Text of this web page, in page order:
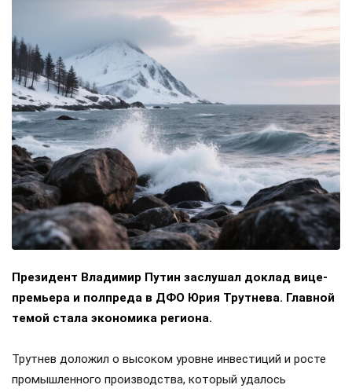
Президент Владимир Путин заслушал доклад вице-
премьера и полпреда в ДФО Юрия Трутнева. Главной
темой стала экономика региона.
Трутнев доложил о высоком уровне инвестиций и росте
промышленного производства, который удалось